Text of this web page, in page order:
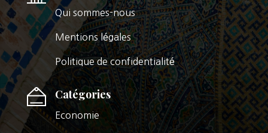
Qui sommes-nous
Mentions légales
Politique de confidentialité
Catégories
Economie